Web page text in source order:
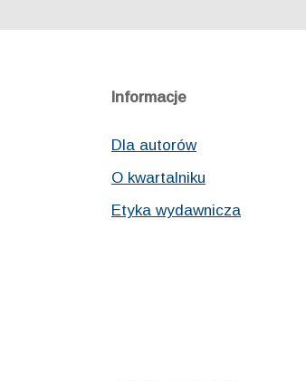
Informacje
Dla autorów
O kwartalniku
Etyka wydawnicza